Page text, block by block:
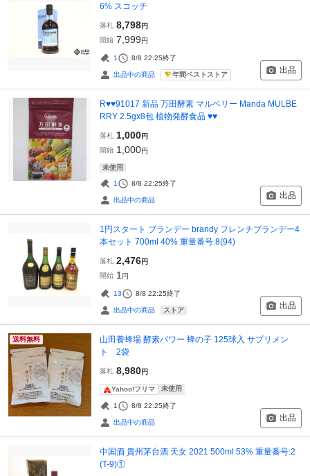
6% スコッチ
落札 8,798円
開始 7,999円
1 8/8 22:25終了
出品中の商品 年間ベストストア 出品
R♥♥91017 新品 万田酵素 マルベリー Manda MULBE
RRY 2.5gx8包 植物発酵食品 ♥♥
落札 1,000円
開始 1,000円
未使用
1 8/8 22:25終了
出品中の商品 出品
1円スタート ブランデー brandy フレンチブランデー4
本セット 700ml 40% 重量番号:8(94)
落札 2,476円
開始 1 円
13 8/8 22:25終了
出品中の商品 ストア 出品
送料無料
山田養蜂場 酵素パワー 蜂の子 125球入 サプリメン
ト 2袋
落札 8,980円
Yahoo!フリマ 未使用
1 8/8 22:25終了
出品中の商品 出品
中国酒 貴州茅台酒 天女 2021 500ml 53% 重量番号:2
(T-9)①